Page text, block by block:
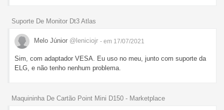
Suporte De Monitor Dt3 Atlas
Melo Júnior @leniciojr - em 17/07/2021
Sim, com adaptador VESA. Eu uso no meu, junto com suporte da
ELG, e não tenho nenhum problema.
Maquininha De Cartão Point Mini D150 - Marketplace